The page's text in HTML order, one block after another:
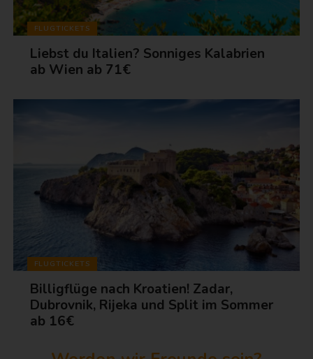
FLUGTICKETS
Liebst du Italien? Sonniges Kalabrien
ab Wien ab 71€
FLUGTICKETS
Billigflüge nach Kroatien! Zadar,
Dubrovnik, Rijeka und Split im Sommer
ab 16€